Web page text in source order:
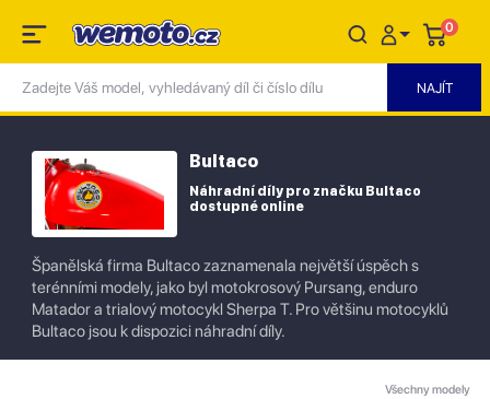
0
Bultaco
Náhradní díly pro značku Bultaco
dostupné online
Španělská firma Bultaco zaznamenala největší úspěch s
terénními modely, jako byl motokrosový Pursang, enduro
Matador a trialový motocykl Sherpa T. Pro většinu motocyklů
Bultaco jsou k dispozici náhradní díly.
Všechny modely